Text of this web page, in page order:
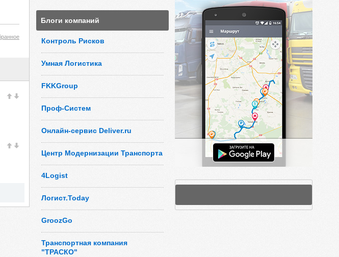
Блоги компаний
Контроль Рисков
Умная Логистика
FKKGroup
Проф-Систем
Онлайн-сервис Deliver.ru
Центр Модернизации Транспорта
4Logist
Логист.Today
GroozGo
Транспортная компания
"ТРАСКО"